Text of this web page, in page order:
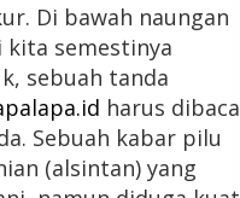
Di bawah naungan
semestinya
sebuah tanda
harus dibaca
Sebuah kabar pilu
(alsintan) yang